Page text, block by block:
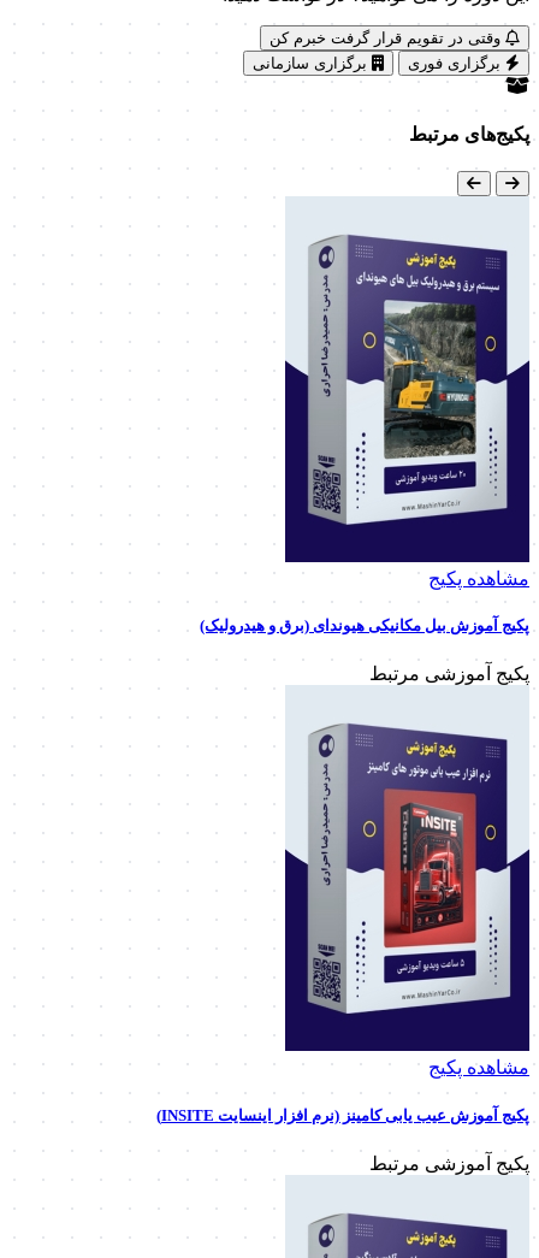
وقتی در تقویم قرار گرفت خبرم کن
برگزاری فوری
برگزاری سازمانی
پکیج‌های مرتبط
مشاهده پکیج
پکیج آموزش بیل مکانیکی هیوندای (برق و هیدرولیک)
پکیج آموزشی مرتبط
مشاهده پکیج
پکیج آموزش عیب یابی کامینز (نرم افزار اینسایت INSITE)
پکیج آموزشی مرتبط